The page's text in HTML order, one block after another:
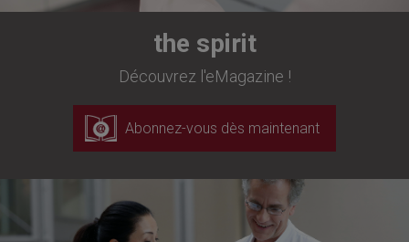
the spirit
Découvrez l'eMagazine !
Abonnez-vous dès maintenant